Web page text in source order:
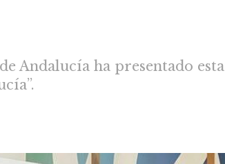
Andalucía ha presentado esta